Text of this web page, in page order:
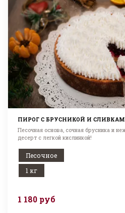
ПИРОГ С БРУСНИКОЙ И
Песочная основа, сочная брусника и
десерт с легкой кислинкой!
Песочное
1 кг
1 180 руб